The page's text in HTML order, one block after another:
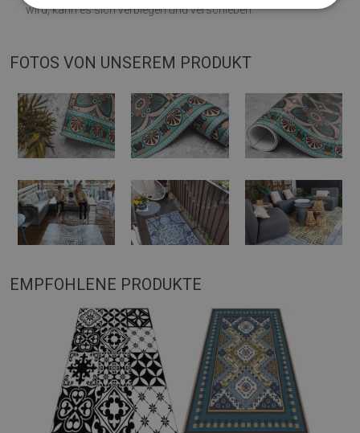
wird, kann es sich verbiegen und verschieben.
FOTOS VON UNSEREM PRODUKT
EMPFOHLENE PRODUKTE